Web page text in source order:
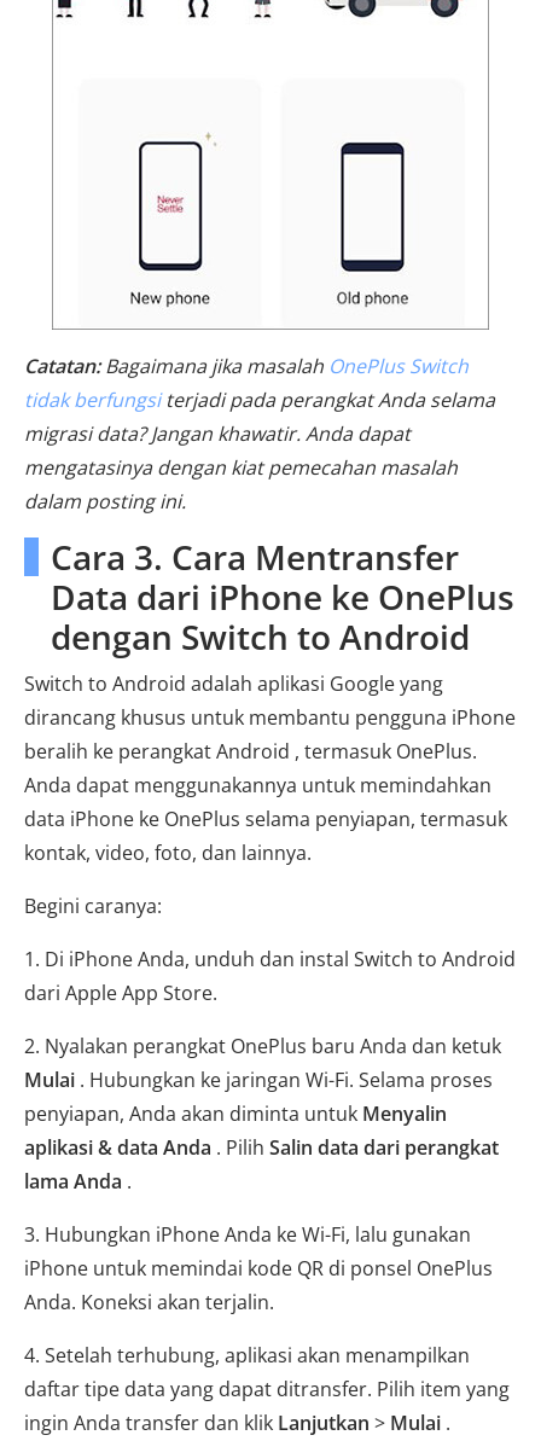
Catatan: Bagaimana jika masalah OnePlus Switch
tidak berfungsiterjadi pada perangkat Anda selama
migrasi data? Jangan khawatir. Anda dapat
mengatasinya dengan kiat pemecahan masalah
dalam posting ini.
Cara 3. Cara Mentransfer
Data dari iPhone ke OnePlus
dengan Switch to Android
Switch to Android adalah aplikasi Google yang
dirancang khusus untuk membantu pengguna iPhone
beralih ke perangkat Android , termasuk OnePlus.
Anda dapat menggunakannya untuk memindahkan
data iPhone ke OnePlus selama penyiapan, termasuk
kontak, video, foto, dan lainnya.
Begini caranya:
1. Di iPhone Anda, unduh dan instal Switch to Android
dari Apple App Store.
2. Nyalakan perangkat OnePlus baru Anda dan ketuk
Mulai . Hubungkan ke jaringan Wi-Fi. Selama proses
penyiapan, Anda akan diminta untuk Menyalin
aplikasi & data Anda . Pilih Salin data dari perangkat
lama Anda .
3. Hubungkan iPhone Anda ke Wi-Fi, lalu gunakan
iPhone untuk memindai kode QR di ponsel OnePlus
Anda. Koneksi akan terjalin.
4. Setelah terhubung, aplikasi akan menampilkan
daftar tipe data yang dapat ditransfer. Pilih item yang
ingin Anda transfer dan klik Lanjutkan > Mulai .